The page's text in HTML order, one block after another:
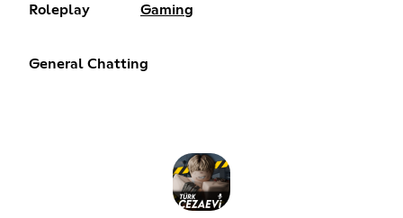
Roleplay Gaming
General Chatting